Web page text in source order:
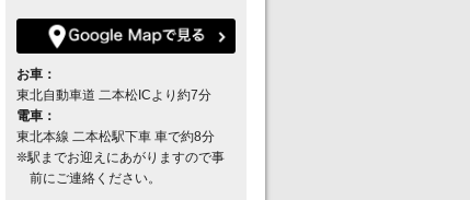
お車：
東北自動車道 二本松ICより約7分
電車：
東北本線 二本松駅下車 車で約8分
❊駅までお迎えにあがりますので事
前にご連絡ください。